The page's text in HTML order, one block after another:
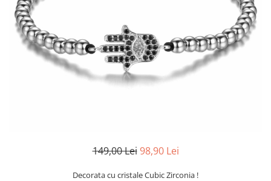
CERCEI
CEASURI DAMA
149,00 Lei 98,90 Lei
Decorata cu cristale Cubic Zirconia !